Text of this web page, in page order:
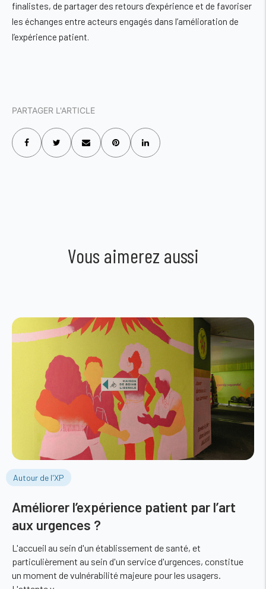
finalistes, de partager des retours d’expérience et de favoriser
les échanges entre acteurs engagés dans l’amélioration de
l’expérience patient.
PARTAGER L'ARTICLE
Vous aimerez aussi
Autour de l'XP
Améliorer l’expérience patient par l’art
aux urgences ?
L'accueil au sein d'un établissement de santé, et
particulièrement au sein d'un service d'urgences, constitue
un moment de vulnérabilité majeure pour les usagers.